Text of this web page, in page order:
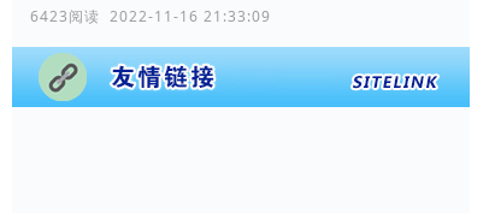
6423阅读 2022-11-16 21:33:09